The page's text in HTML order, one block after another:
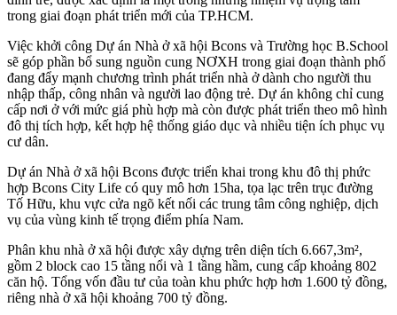
trong giai đoạn phát triển mới của TP.HCM.
Việc khởi công Dự án Nhà ở xã hội Bcons và Trường học B.School
sẽ góp phần bổ sung nguồn cung NƠXH trong giai đoạn thành phố
đang đẩy mạnh chương trình phát triển nhà ở dành cho người thu
nhập thấp, công nhân và người lao động trẻ. Dự án không chỉ cung
cấp nơi ở với mức giá phù hợp mà còn được phát triển theo mô hình
đô thị tích hợp, kết hợp hệ thống giáo dục và nhiều tiện ích phục vụ
cư dân.
Dự án Nhà ở xã hội Bcons được triển khai trong khu đô thị phức
hợp Bcons City Life có quy mô hơn 15ha, tọa lạc trên trục đường
Tố Hữu, khu vực cửa ngõ kết nối các trung tâm công nghiệp, dịch
vụ của vùng kinh tế trọng điểm phía Nam.
Phân khu nhà ở xã hội được xây dựng trên diện tích 6.667,3m²,
gồm 2 block cao 15 tầng nổi và 1 tầng hầm, cung cấp khoảng 802
căn hộ. Tổng vốn đầu tư của toàn khu phức hợp hơn 1.600 tỷ đồng,
riêng nhà ở xã hội khoảng 700 tỷ đồng.